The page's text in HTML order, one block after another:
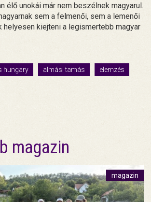
élő unokái már nem beszélnek magyarul.
sem a felmenői, sem a lemenői
helyesen kiejteni a legismertebb magyar
hungary almási tamás
elemzés
magazin
magazin